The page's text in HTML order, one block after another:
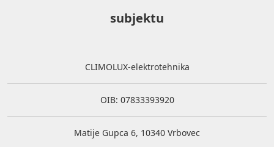
subjektu
CLIMOLUX-elektrotehnika
OIB: 07833393920
Matije Gupca 6, 10340 Vrbovec